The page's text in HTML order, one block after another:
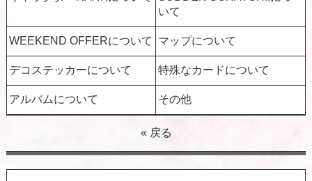
いて
WEEKEND OFFERについて マップについて
デコステッカーについて 特殊なカードについて
アルバムについて その他
« 戻る